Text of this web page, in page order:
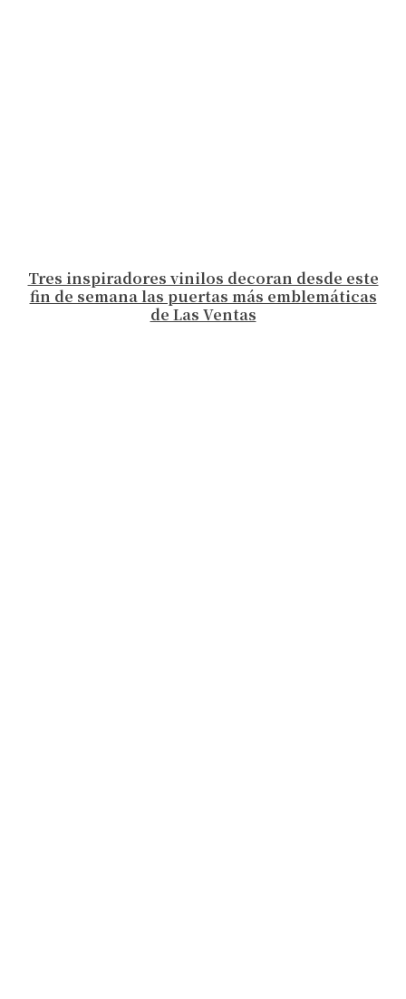
Tres inspiradores vinilos decoran desde este
fin de semana las puertas más emblemáticas
de Las Ventas